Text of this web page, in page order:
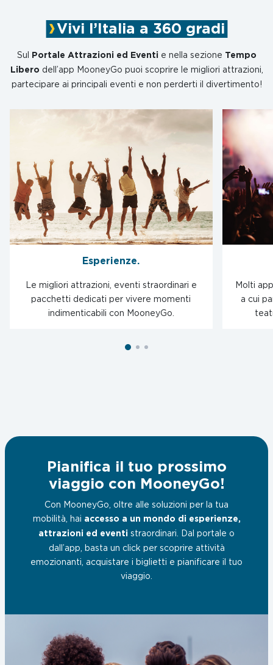
Vivi l’Italia a 360 gradi
Sul Portale Attrazioni ed Eventi e nella sezione Tempo
Libero dell’app MooneyGo puoi scoprire le migliori attrazioni,
partecipare ai principali eventi e non perderti il divertimento!
Esperienze.
Le migliori attrazioni, eventi straordinari e
pacchetti dedicati per vivere momenti
indimenticabili con MooneyGo.
Molti
a cui
Pianifica il tuo prossimo
viaggio con MooneyGo!
Con MooneyGo, oltre alle soluzioni per la tua
mobilità, hai accesso a un mondo di esperienze,
attrazioni ed eventi straordinari. Dal portale o
dall’app, basta un click per scoprire attività
emozionanti, acquistare i biglietti e pianificare il tuo
viaggio.